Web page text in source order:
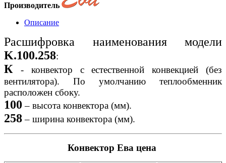
Производитель
Описание
Расшифровка наименования модели
K.100.258:
К
- конвектор с естественной конвекцией (без
вентилятора). По умолчанию теплообменник
расположен сбоку.
100 – высота конвектора (мм).
258– ширина конвектора (мм).
Конвектор Ева цена